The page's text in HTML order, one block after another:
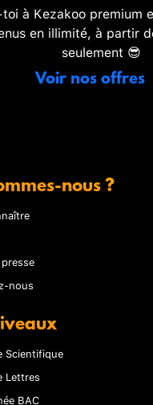
à Kezakoo premium
en illimité, à partir
seulement 😎
Voir nos offres
nous ?
nous
Scientifique
Lettres
BAC